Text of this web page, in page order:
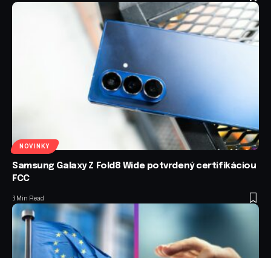
NOVINKY
Samsung Galaxy Z Fold8 Wide potvrdený certifikáciou
FCC
3 Min Read